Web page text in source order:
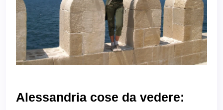
Alessandria cose da vedere: